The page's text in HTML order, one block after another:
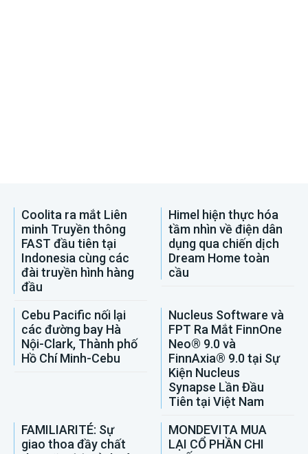
Coolita ra mắt Liên
minh Truyền thông
FAST đầu tiên tại
Indonesia cùng các
đài truyền hình hàng
đầu
Himel hiện thực hóa
tầm nhìn về điện dân
dụng qua chiến dịch
Dream Home toàn
cầu
Cebu Pacific nối lại
các đường bay Hà
Nội-Clark, Thành phố
Hồ Chí Minh-Cebu
Nucleus Software và
FPT Ra Mắt FinnOne
Neo® 9.0 và
FinnAxia® 9.0 tại Sự
Kiện Nucleus
Synapse Lần Đầu
Tiên tại Việt Nam
FAMILIARITÉ: Sự
giao thoa đầy chất
MONDEVITA MUA
LẠI CỔ PHẦN CHI